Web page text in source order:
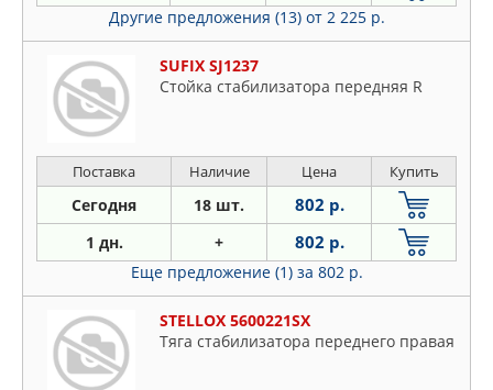
Другие предложения (13) от 2 225 р.
SUFIX SJ1237
Стойка стабилизатора передняя R
Поставка Наличие Цена Купить
Сегодня 18 шт. 802 р.
1 дн. + 802 р.
Еще предложение (1) за 802 р.
STELLOX 5600221SX
Тяга стабилизатора переднего правая